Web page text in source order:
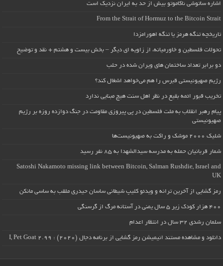
اشاره ساتوشی ناکاموتو بیش از حد به ایران نزدیک است
From the Strait of Hormuz to the Bitcoin Strait
تاریخچه تنگه هرمز یا تنگه اهورامزدا
تحولات فلسطین و خاورمیانه، از زاویه ای دیگر – بخش بیست و هشتم + نقد و توضیح
دو برابر تعداد ساختمان های ویران شده در حلب
رژیم صهیونیستی قبرس را هم می‌خواهد اشغال کند؟
تخریب قبور ائمه بقیع در نظر اهل سنت هیچ مبنایی ندارد
پیام رهبر انقلاب به ملت فلسطین در پی پیروزی مقاومت در جنگ دوازده روزه بر رژیم
صهیونیستی
شلیک ۲۰۰۰ موشک و راکت به صهیونیست‌ها
شمار قربانیان حمله به مدرسه سیدالشهدا به ۸۵ نفر رسید
Satoshi Nakamoto missing link between Bitcoin, Salman Rushdie, Israel and
UK
رمز گشایی از آخرین ترانه و ویدئو کلیپ شیطانی ساسان حیدری ملقب به ساسی مانکن
۴۰۰ هزار کودک زیر ۵ سال یمنی در آستانه مرگ از گرسنگی
سلمان رشدی ۳۲ سال در انتظار اعدام
دانلود و مشاهده مستند انیمیشن رمز گشایی از برنامه دجال (۲۰۲۰) : I, Pet Goat 2.99